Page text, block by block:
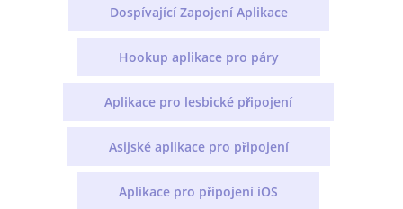
Dospívající Zapojení Aplikace
Hookup aplikace pro páry
Aplikace pro lesbické připojení
Asijské aplikace pro připojení
Aplikace pro připojení iOS